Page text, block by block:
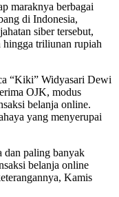
maraknya berbagai
di Indonesia,
siber tersebut,
hingga triliunan rupiah
“Kiki” Widyasari Dewi
OJK, modus
belanja online.
yang menyerupai
dan paling banyak
belanja online
Kamis